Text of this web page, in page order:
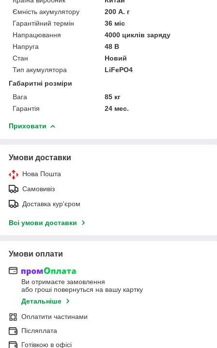
Ємність акумулятору
200 А. г
Гарантійний термін
36 міс
Напрацювання
4000 циклів заряду
Напруга
48 В
Стан
Новий
Тип акумулятора
LiFePO4
Габаритні розміри
Вага
85 кг
Гарантія
24 мес.
Приховати
Умови доставки
Нова Пошта
Самовивіз
Доставка кур'єром
Всі умови доставки
Умови оплати
Ви отримаєте замовлення
або гроші повернуться на вашу картку
Детальніше
Оплатити частинами
Післяплата
Готівкою в офісі